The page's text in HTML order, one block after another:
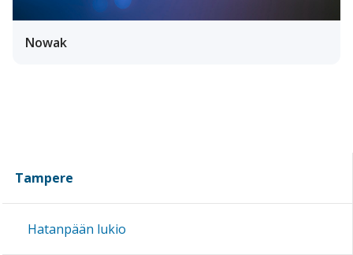
Nowak
Tampere
Hatanpään lukio